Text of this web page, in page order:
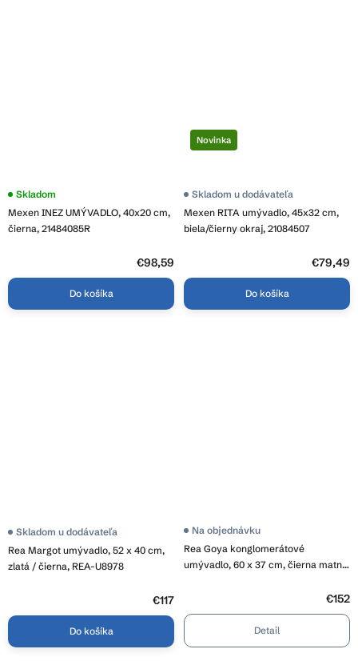
Mexen INEZ UMÝVADLO, 40x20 cm,
čierna, 21484085R
Skladom
€98,59
Do košíka
Novinka
Mexen RITA umývadlo, 45x32 cm,
biela/čierny okraj, 21084507
Priemerné
produktu
je
Skladom u dodávateľa
€79,49
Do košíka
Rea Margot umývadlo, 52 x 40 cm,
zlatá / čierna, REA-U8978
Priemerné
produktu
je
Skladom u dodávateľa
€117
Do košíka
Rea Goya konglomerátové
umývadlo, 60 x 37 cm, čierna matná,
Na objednávku
€152
Detail